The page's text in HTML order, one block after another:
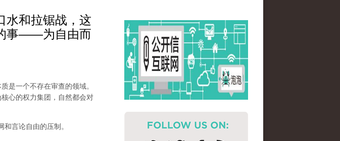
水和拉锯战，这
事——为自由而
是一个不存在审查的领域。
心的权力集团，自然都会对
言论自由的压制。